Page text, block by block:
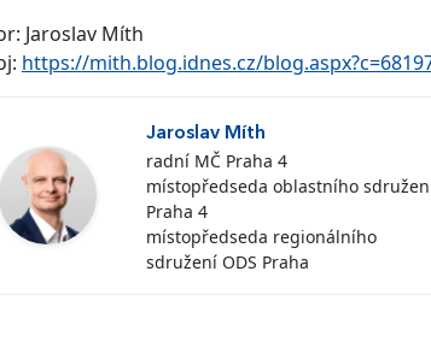
Jaroslav Míth
https://mith.blog.idnes.cz/
Jaroslav Míth
radní MČ Praha 4
místopředseda oblastního
Praha 4
místopředseda regionálního
sdružení ODS Praha